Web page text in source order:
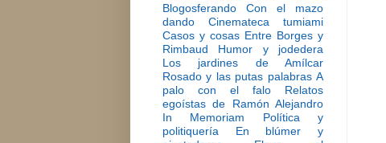
Blogosferando
Con el mazo
dando
Cinemateca tumiami
Casos y cosas Entre Borges y
Rimbaud
Humor y jodedera
Los jardines de Amílcar
Rosado y las putas palabras A
palo con el falo
Relatos
egoístas de Ramón Alejandro
In Memoriam
Política y
politiquería
En blúmer y